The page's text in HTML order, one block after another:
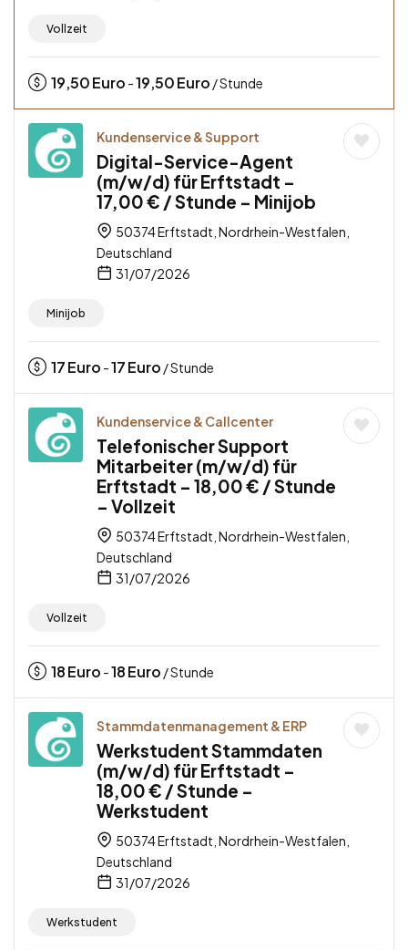
Vollzeit
19,50Euro -19,50Euro / Stunde
Kundenservice & Support
Digital-Service-Agent
(m/w/d) für Erftstadt –
17,00 € / Stunde – Minijob
50374 Erftstadt, Nordrhein-Westfalen,
Deutschland
31/07/2026
Minijob
17Euro -17Euro / Stunde
Kundenservice & Callcenter
Telefonischer Support
Mitarbeiter (m/w/d) für
Erftstadt – 18,00 € / Stunde
– Vollzeit
50374 Erftstadt, Nordrhein-Westfalen,
Deutschland
31/07/2026
Vollzeit
18Euro -18Euro / Stunde
Stammdatenmanagement & ERP
Werkstudent Stammdaten
(m/w/d) für Erftstadt –
18,00 € / Stunde –
Werkstudent
50374 Erftstadt, Nordrhein-Westfalen,
Deutschland
31/07/2026
Werkstudent